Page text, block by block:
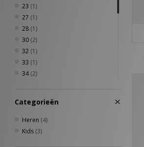
23 (1)
27 (1)
28 (1)
30 (2)
32 (1)
33 (1)
34(2)
40.5(1)
41(2)
42(3)
Categorieën
Heren (4)
Kids (3)